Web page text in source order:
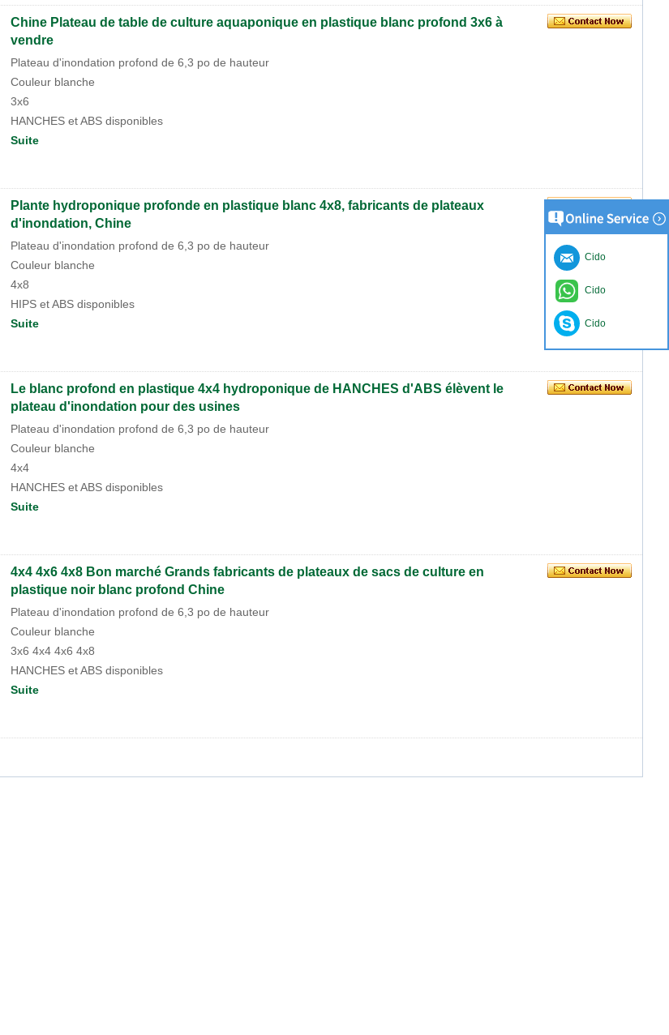
Chine Plateau de table de culture aquaponique en plastique blanc profond 3x6 à
vendre
Plateau d'inondation profond de 6,3 po de hauteur
Couleur blanche
3x6
HANCHES et ABS disponibles
Suite
Plante hydroponique profonde en plastique blanc 4x8, fabricants de plateaux
d'inondation, Chine
Plateau d'inondation profond de 6,3 po de hauteur
Couleur blanche
4x8
HIPS et ABS disponibles
Suite
Le blanc profond en plastique 4x4 hydroponique de HANCHES d'ABS élèvent le
plateau d'inondation pour des usines
Plateau d'inondation profond de 6,3 po de hauteur
Couleur blanche
4x4
HANCHES et ABS disponibles
Suite
4x4 4x6 4x8 Bon marché Grands fabricants de plateaux de sacs de culture en
plastique noir blanc profond Chine
Plateau d'inondation profond de 6,3 po de hauteur
Couleur blanche
3x6 4x4 4x6 4x8
HANCHES et ABS disponibles
Suite
Cido
Cido
Cido